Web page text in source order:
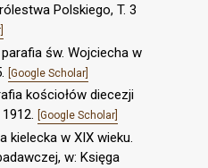
Polskiego, T. 3
św. Wojciecha w
[Google Scholar]
kościołów diecezji
[Google Scholar]
kielecka w XIX wieku.
w: Księga